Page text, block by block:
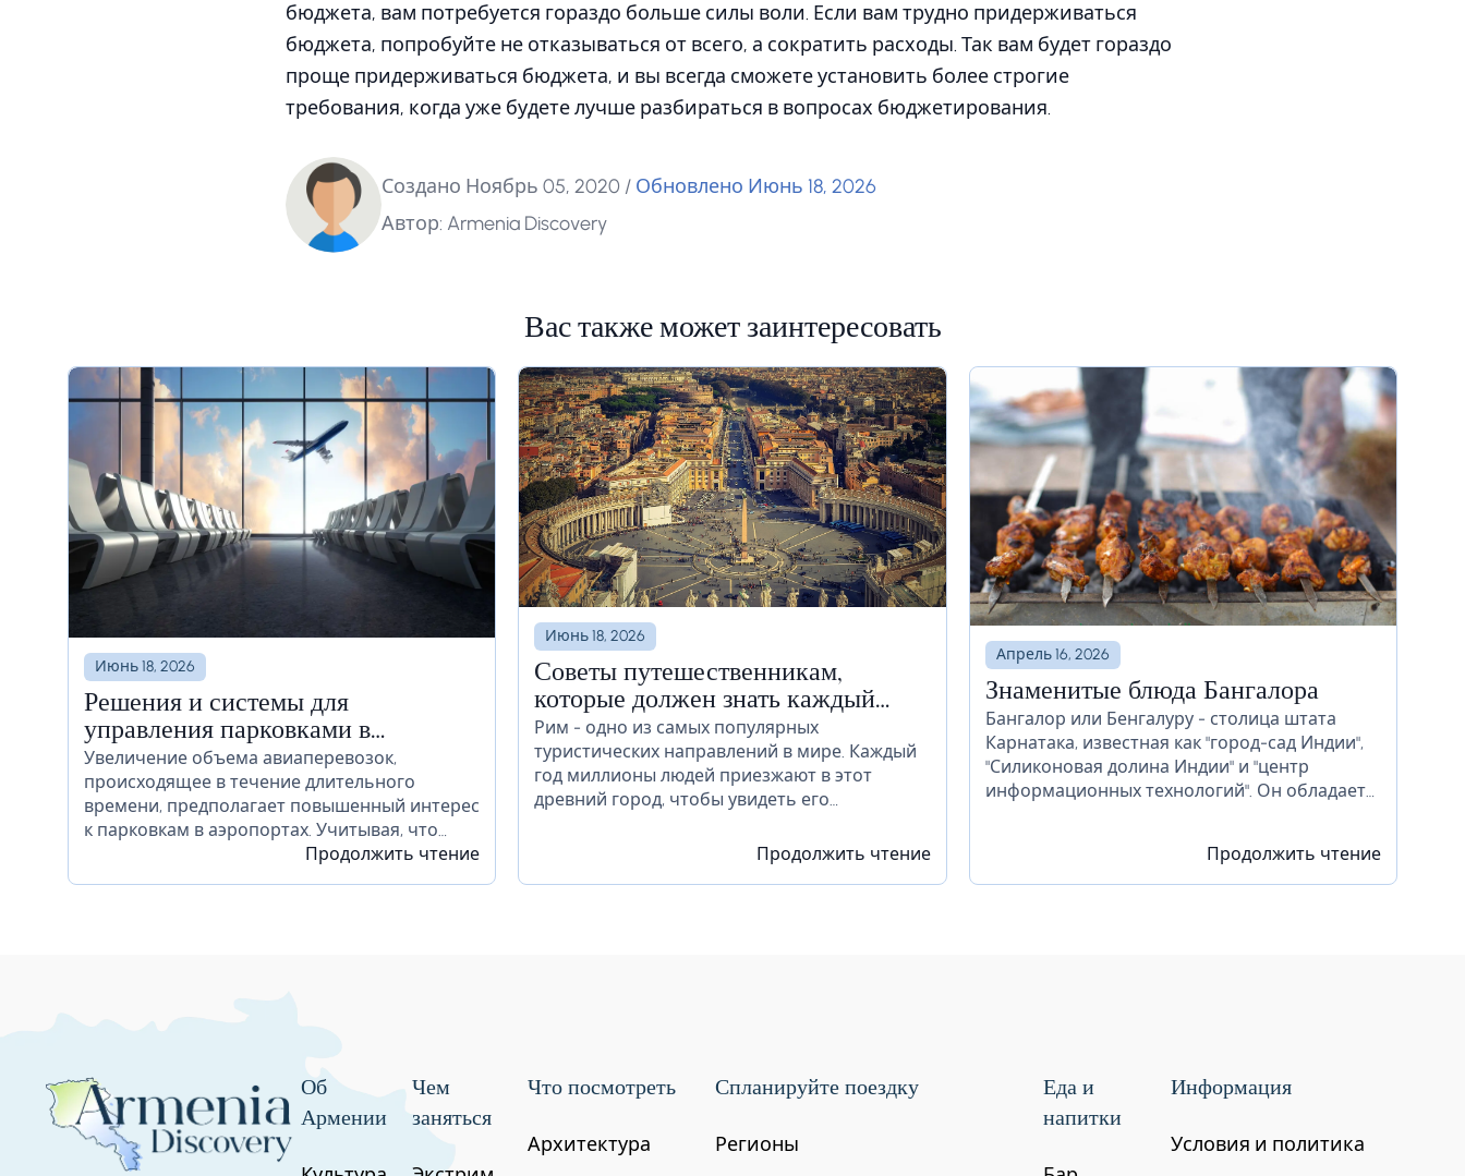
бюджета, вам потребуется гораздо больше силы воли. Если вам трудно придерживаться
бюджета, попробуйте не отказываться от всего, а сократить расходы. Так вам будет гораздо
проще придерживаться бюджета, и вы всегда сможете установить более строгие
требования, когда уже будете лучше разбираться в вопросах бюджетирования.
Создано Ноябрь 05, 2020 / Обновлено Июнь 18, 2026
Автор: Armenia Discovery
Вас также может заинтересовать
Июнь 18, 2026
Решения и системы для
управления парковками в
аэропортах
Увеличение объема авиаперевозок,
происходящее в течение длительного
времени, предполагает повышенный интерес
к парковкам в аэропортах. Учитывая, что
многочисленные автомобили остаются на
Продолжить чтение
Июнь 18, 2026
Советы путешественникам,
которые должен знать каждый
новичок, прежде чем отправиться
в Рим
Рим - одно из самых популярных
туристических направлений в мире. Каждый
год миллионы людей приезжают в этот
древний город, чтобы увидеть его
культурой. Если вы планируете посетить Рим
Продолжить чтение
Апрель 16, 2026
Знаменитые блюда Бангалора
Бангалор или Бенгалуру - столица штата
Карнатака, известная как "город-сад Индии",
"Силиконовая долина Индии" и "центр
информационных технологий". Он обладает
красивыми садами, ночной жизнью,
религиозными...
Продолжить чтение
Об
Армении
Чем
заняться
Что посмотреть
Архитектура
Спланируйте поездку
Регионы
Еда и
напитки
Информация
Условия и политика